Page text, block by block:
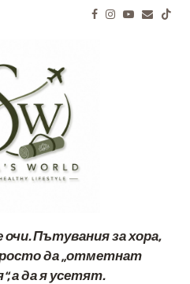
Пътувания за хора,
да „отметнат
а да я усетят.